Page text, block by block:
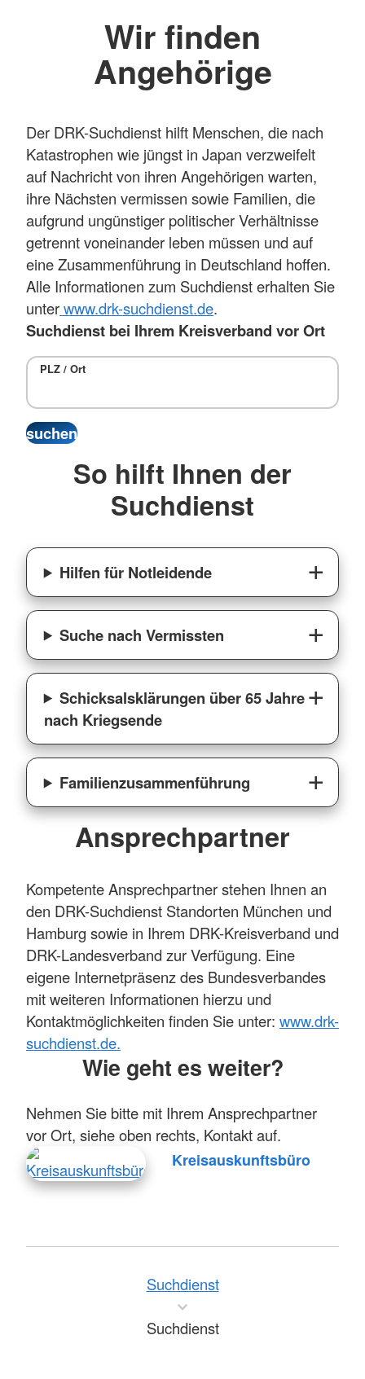
Wir finden
Angehörige
Der DRK-Suchdienst hilft Menschen, die nach
Katastrophen wie jüngst in Japan verzweifelt
auf Nachricht von ihren Angehörigen warten,
ihre Nächsten vermissen sowie Familien, die
aufgrund ungünstiger politischer Verhältnisse
getrennt voneinander leben müssen und auf
eine Zusammenführung in Deutschland hoffen.
Alle Informationen zum Suchdienst erhalten Sie
unterwww.drk-suchdienst.de.
Suchdienst bei Ihrem Kreisverband vor Ort
PLZ / Ort
So hilft Ihnen der
Suchdienst
Hilfen für Notleidende
Suche nach Vermissten
Schicksalsklärungen über 65 Jahre
nach Kriegsende
Familienzusammenführung
Ansprechpartner
Kompetente Ansprechpartner stehen Ihnen an
den DRK-Suchdienst Standorten München und
Hamburg sowie in Ihrem DRK-Kreisverband und
DRK-Landesverband zur Verfügung. Eine
eigene Internetpräsenz des Bundesverbandes
mit weiteren Informationen hierzu und
Kontaktmöglichkeiten finden Sie unter: www.drk-
suchdienst.de.
Wie geht es weiter?
Nehmen Sie bitte mit Ihrem Ansprechpartner
vor Ort, siehe oben rechts, Kontakt auf.
Kreisauskunftsbüro
Suchdienst
Suchdienst